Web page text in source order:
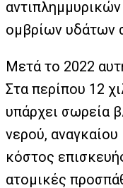
ομβρίων υδάτων
Μετά το 2022
Στα περίπου 12
υπάρχει σωρεία
νερού,
κόστος
ατομικές